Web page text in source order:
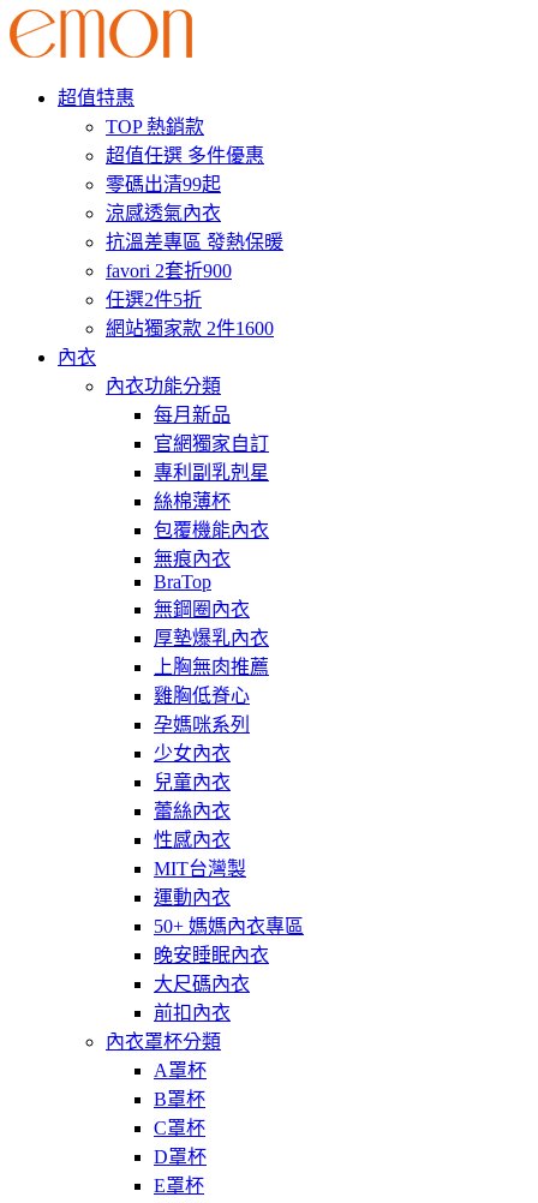
超值特惠
TOP 熱銷款
超值任選 多件優惠
零碼出清99起
涼感透氣內衣
抗溫差專區 發熱保暖
favori 2套折900
任選2件5折
網站獨家款 2件1600
內衣
內衣功能分類
每月新品
官網獨家自訂
專利副乳剋星
絲棉薄杯
包覆機能內衣
無痕內衣
BraTop
無鋼圈內衣
厚墊爆乳內衣
上胸無肉推薦
雞胸低脊心
孕媽咪系列
少女內衣
兒童內衣
蕾絲內衣
性感內衣
MIT台灣製
運動內衣
50+ 媽媽內衣專區
晚安睡眠內衣
大尺碼內衣
前扣內衣
內衣罩杯分類
A罩杯
B罩杯
C罩杯
D罩杯
E罩杯